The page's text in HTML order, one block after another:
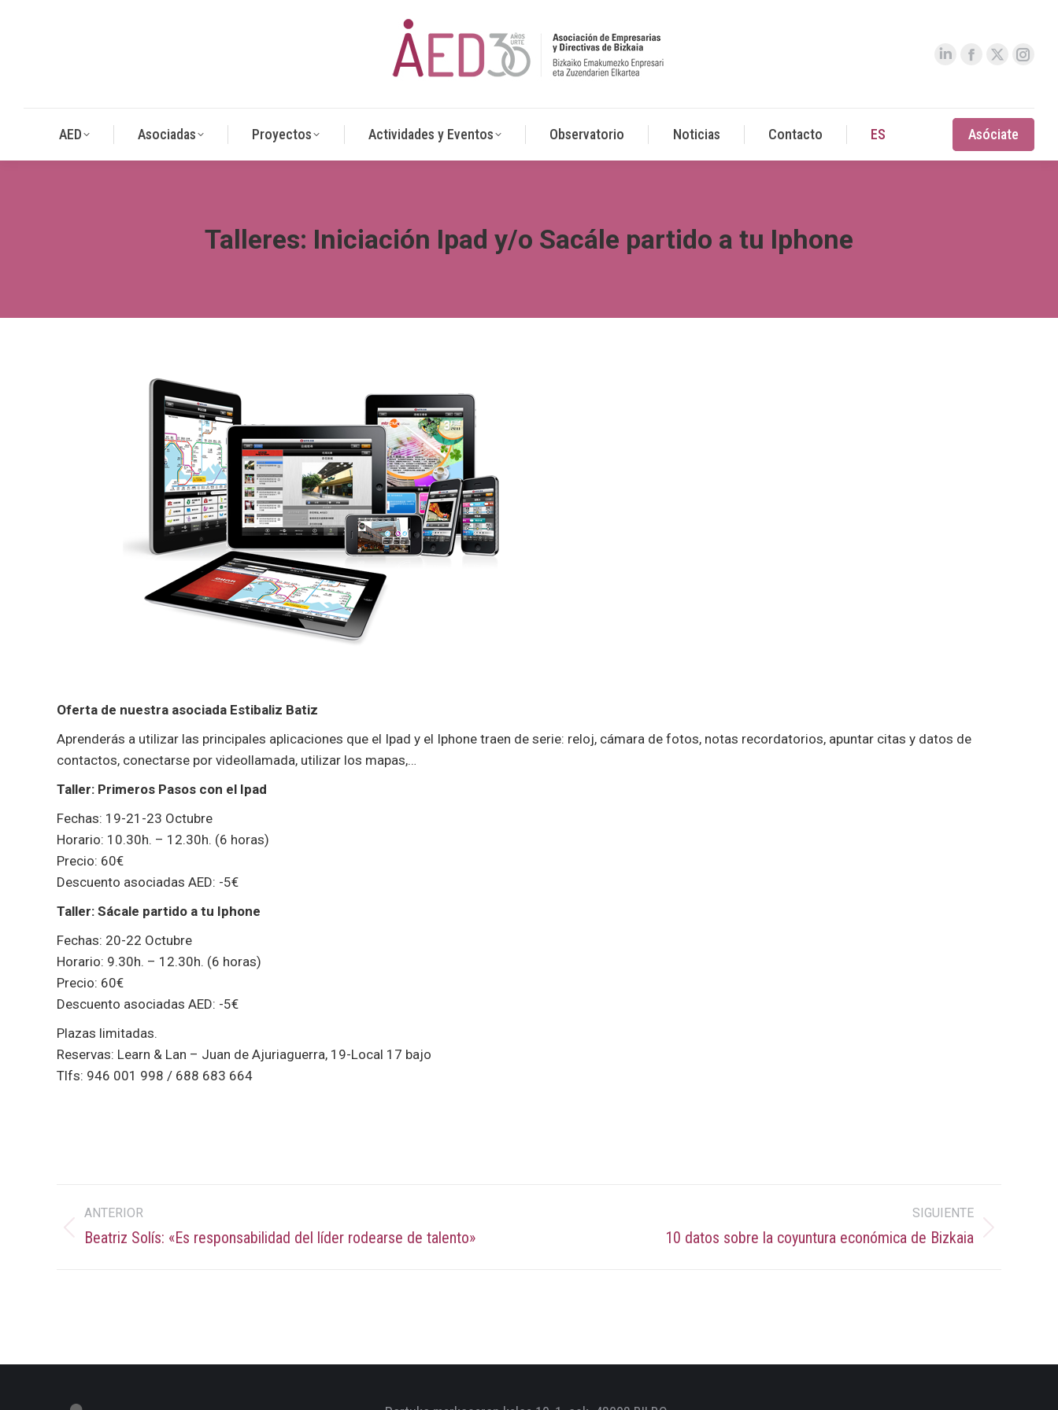
AED Asociadas Proyectos Actividades y Eventos Observatorio Noticias Contacto ES Asóciate
Talleres: Iniciación Ipad y/o Sacále partido a tu Iphone
Oferta de nuestra asociada Estibaliz Batiz
Aprenderás a utilizar las principales aplicaciones que el Ipad y el Iphone traen de serie: reloj, cámara de fotos, notas recordatorios, apuntar citas y datos de
contactos, conectarse por videollamada, utilizar los mapas,…
Taller: Primeros Pasos con el Ipad
Fechas: 19-21-23 Octubre
Horario: 10.30h. – 12.30h. (6 horas)
Precio: 60€
Descuento asociadas AED: -5€
Taller: Sácale partido a tu Iphone
Fechas: 20-22 Octubre
Horario: 9.30h. – 12.30h. (6 horas)
Precio: 60€
Descuento asociadas AED: -5€
Plazas limitadas.
Reservas: Learn & Lan – Juan de Ajuriaguerra, 19-Local 17 bajo
Tlfs: 946 001 998 / 688 683 664
Navegación
entre
ANTERIOR
Publicación
Beatriz Solís: «Es responsabilidad del líder rodearse de talento»
SIGUIENTE
10 datos sobre la coyuntura económica de Bizkaia